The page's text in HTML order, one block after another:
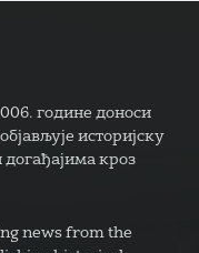
године доноси
историјску
кроз
news from the